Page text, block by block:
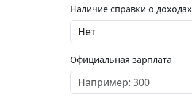
Наличие справки о доходах
Официальная зарплата